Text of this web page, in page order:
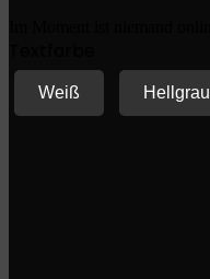
Weiß Hellgrau